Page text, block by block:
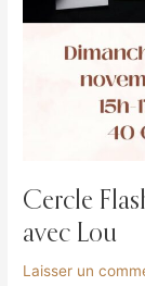
Cercle
avec Lou
Laisser un